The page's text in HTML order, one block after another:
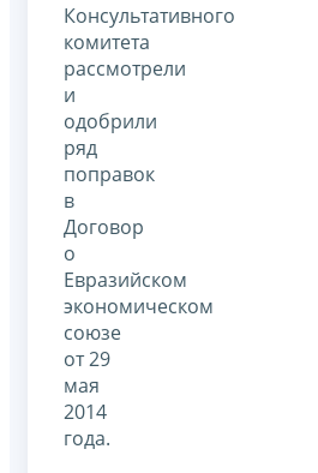
Консультативного
комитета
рассмотрели
и
одобрили
ряд
поправок
в
Договор
о
Евразийском
экономическом
союзе
от 29
мая
2014
года.